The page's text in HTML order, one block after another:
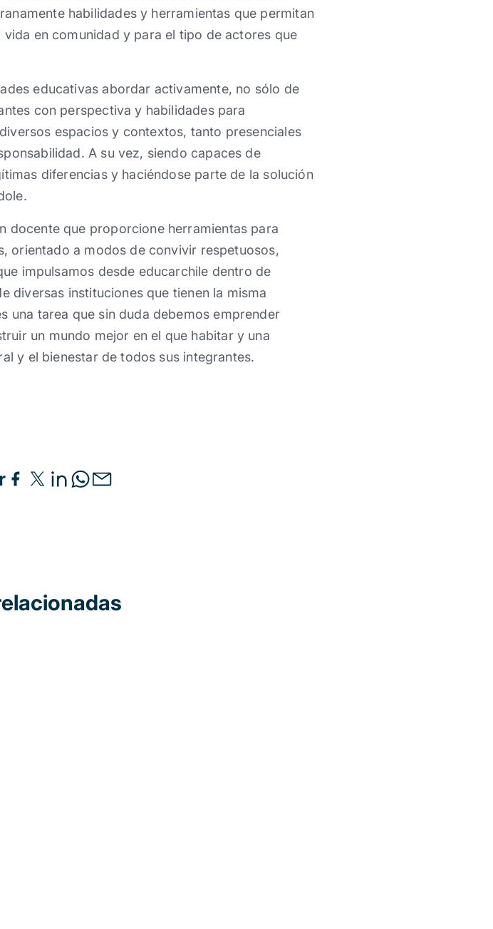
habilidades y herramientas que permitan
en comunidad y para el tipo de actores que
educativas abordar activamente, no sólo de
con perspectiva y habilidades para
espacios y contextos, tanto presenciales
A su vez, siendo capaces de
diferencias y haciéndose parte de la solución
docente que proporcione herramientas para
orientado a modos de convivir respetuosos,
impulsamos desde educarchile dentro de
diversas instituciones que tienen la misma
una tarea que sin duda debemos emprender
un mundo mejor en el que habitar y una
y el bienestar de todos sus integrantes.